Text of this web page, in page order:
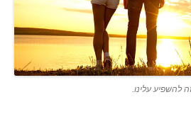
להשפיע עלינו.